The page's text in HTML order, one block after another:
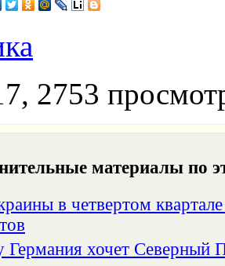
2753
материалы по
в четвертом
Германия хочет Северный